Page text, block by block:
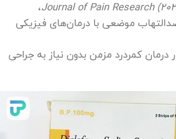
Journal of Pain Research،
موضعی با درمان‌های فیزیکی
درمان کمردرد مزمن بدون نیاز به جراحی